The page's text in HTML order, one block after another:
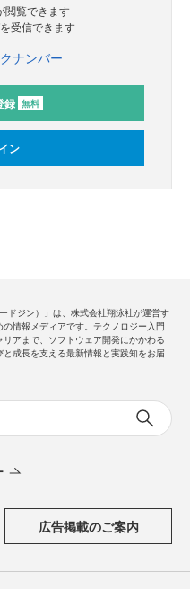
閲覧できます
受信できます
ナンバー
録 無料
ン
ドジン）」は、株式会社翔泳社が運営す
の情報メディアです。テクノロジー入門
アまで、ソフトウェア開発にかかわる
成長を支える最新情報と実践知をお届
広告掲載のご案内